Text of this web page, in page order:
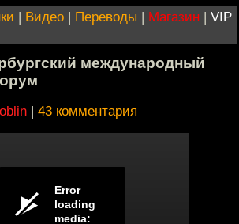
| Видео | Переводы | Магазин | VIP
международный
| 43 комментария